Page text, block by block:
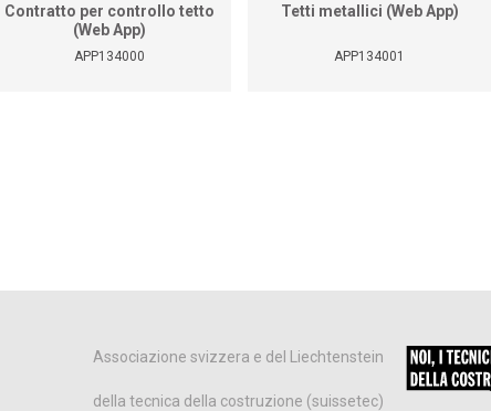
Contratto per controllo tetto
(Web App)
APP134000
Tetti metallici (Web App)
APP134001
Associazione svizzera e del Liechtenstein
della tecnica della costruzione (suissetec)